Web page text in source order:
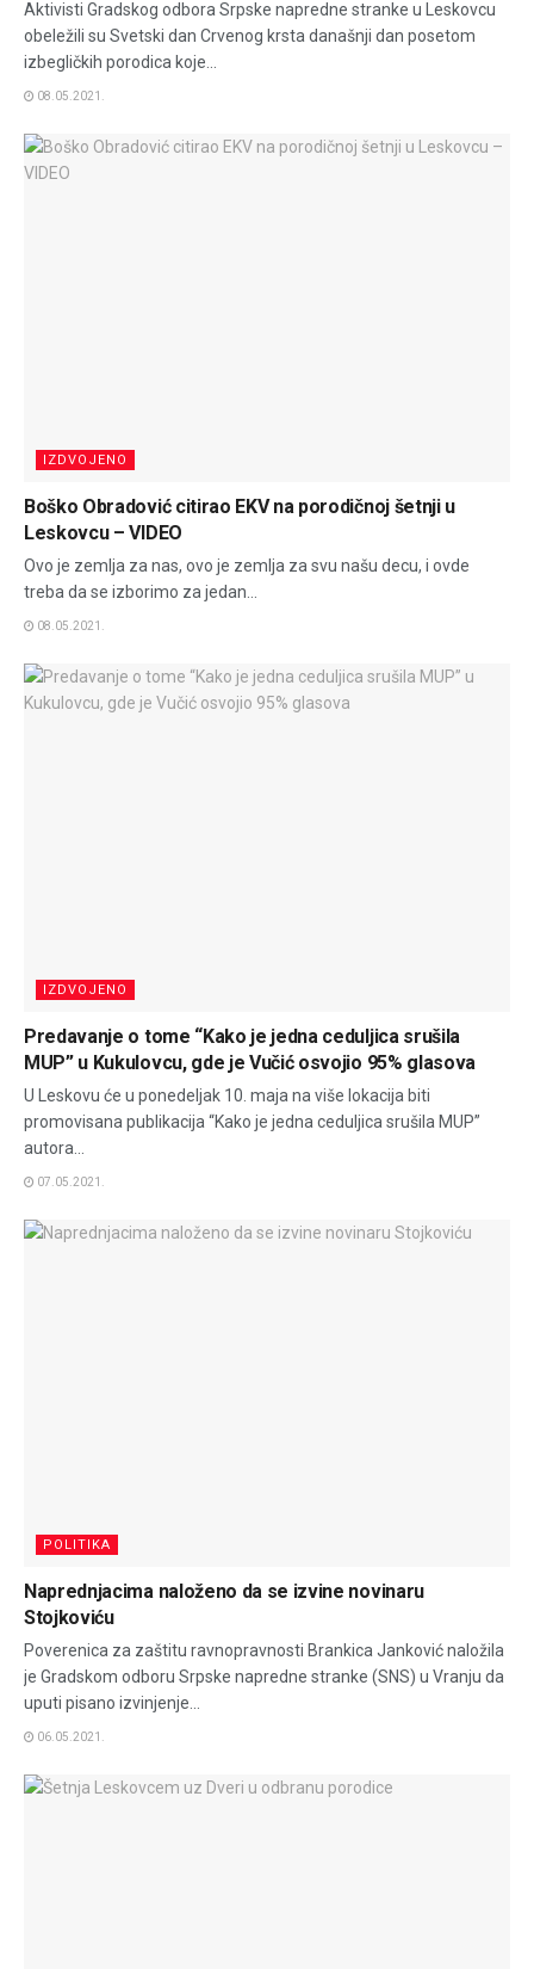
Aktivisti Gradskog odbora Srpske napredne stranke u Leskovcu
obeležili su Svetski dan Crvenog krsta današnji dan posetom
izbegličkih porodica koje...
08.05.2021.
IZDVOJENO
Boško Obradović citirao EKV na porodičnoj šetnji u
Leskovcu – VIDEO
Ovo je zemlja za nas, ovo je zemlja za svu našu decu, i ovde
treba da se izborimo za jedan...
08.05.2021.
IZDVOJENO
Predavanje o tome “Kako je jedna ceduljica srušila
MUP” u Kukulovcu, gde je Vučić osvojio 95% glasova
U Leskovu će u ponedeljak 10. maja na više lokacija biti
promovisana publikacija “Kako je jedna ceduljica srušila MUP”
autora...
07.05.2021.
POLITIKA
Naprednjacima naloženo da se izvine novinaru
Stojkoviću
Poverenica za zaštitu ravnopravnosti Brankica Janković naložila
je Gradskom odboru Srpske napredne stranke (SNS) u Vranju da
uputi pisano izvinjenje...
06.05.2021.